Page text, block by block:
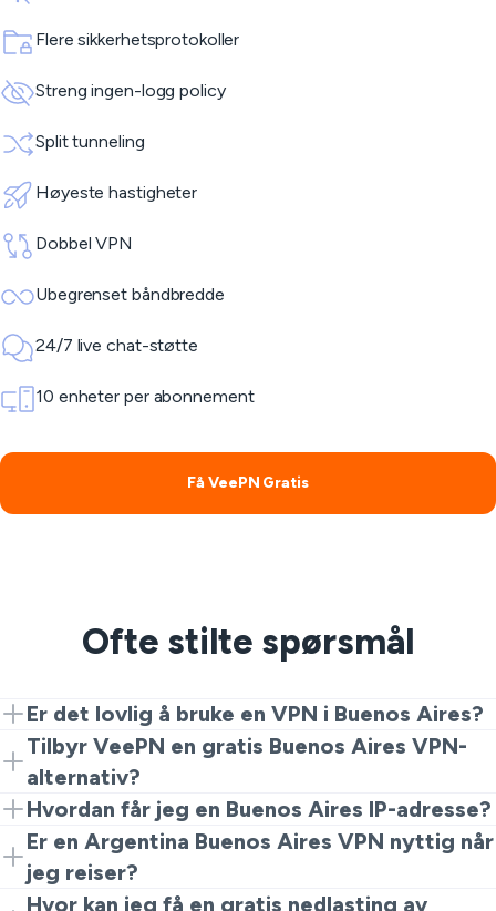
Flere sikkerhetsprotokoller
Streng ingen-logg policy
Split tunneling
Høyeste hastigheter
Dobbel VPN
Ubegrenset båndbredde
24/7 live chat-støtte
10 enheter per abonnement
Få VeePN Gratis
Ofte stilte spørsmål
Er det lovlig å bruke en VPN i Buenos Aires?
Ja. Å bruke en VPN i Buenos Aires er lovlig for normale
personvern- og sikkerhetsbehov. Bare bruk det
ansvarlig og følg lokale lover i Argentina.
Tilbyr VeePN en gratis Buenos Aires VPN-
alternativ?
Ja. Hvis du ønsker gratis tilgang til Buenos Aires VPN,
er VeePN-nettleserutvidelsen et enkelt sted å starte.
Du kan bytte til den fullstendige appen senere hvis du
ønsker flere funksjoner og bedre hastigheter.
Hvordan får jeg en Buenos Aires IP-adresse?
Installer VeePN, åpne appen eller utvidelsen, og koble
til en Buenos Aires-server. Når du er tilkoblet, vil
nettsteder se en Buenos Aires-lokasjon i stedet for din
Er en Argentina Buenos Aires VPN nyttig når
jeg reiser?
Ja, en Argentina Buenos Aires VPN kan være nyttig når
Hvor kan jeg få en gratis nedlasting av